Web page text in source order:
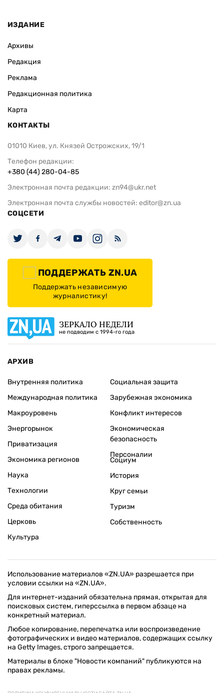
ИЗДАНИЕ
Архивы
Редакция
Реклама
Редакционная политика
Карта
КОНТАКТЫ
01010 Киев, ул. Князей Острожских, 19/1
Телефон редакции:
+380 (44) 280-04-85
Электронная почта редакции: zn94@ukr.net
Электронная почта службы новостей: editor@zn.ua
СОЦСЕТИ
ПОДДЕРЖАТЬ ZN.UA
Поддержать независимую
журналистику!
ЗЕРКАЛО НЕДЕЛИ
не подводим с 1994-го года
АРХИВ
Внутренняя политика
Международная политика
Макроуровень
Энергорынок
Приватизация
Экономика регионов
Социальная защита
Зарубежная экономика
Конфликт интересов
Экономическая
безопасность
Персоналии
Наука
Технологии
Среда обитания
Церковь
Культура
Социум
История
Круг семьи
Туризм
Собственность
Использование материалов «ZN.UA» разрешается при
условии ссылки на «ZN.UA».
Для интернет-изданий обязательна прямая, открытая для
поисковых систем, гиперссылка в первом абзаце на
конкретный материал.
Любое копирование, перепечатка или воспроизведение
фотографических и видео материалов, содержащих ссылку
на Getty Images, строго запрещается.
Материалы в блоке "Новости компаний" публикуются на
правах рекламы.